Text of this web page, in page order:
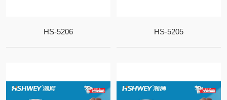
HS-5206 HS-5205